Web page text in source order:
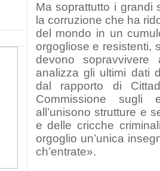
Ma soprattutto i grandi
la corruzione che ha
del mondo in un
orgogliose e resistenti,
devono sopravvivere
analizza gli ultimi dati
dal rapporto di
Commissione sugli
all’unisono strutture e
e delle cricche
orgoglio un’unica
ch’entrate».